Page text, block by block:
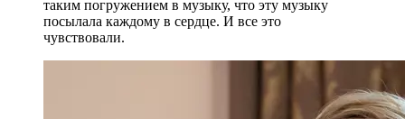
таким погружением в музыку, что эту музыку
посылала каждому в сердце. И все это
чувствовали.